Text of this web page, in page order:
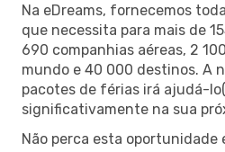
Na eDreams, fornecemos
que necessita para mais de
690 companhias aéreas, 2
mundo e 40 000 destinos. A
pacotes de férias irá ajudá-
significativamente na sua
Não perca esta oportunidade